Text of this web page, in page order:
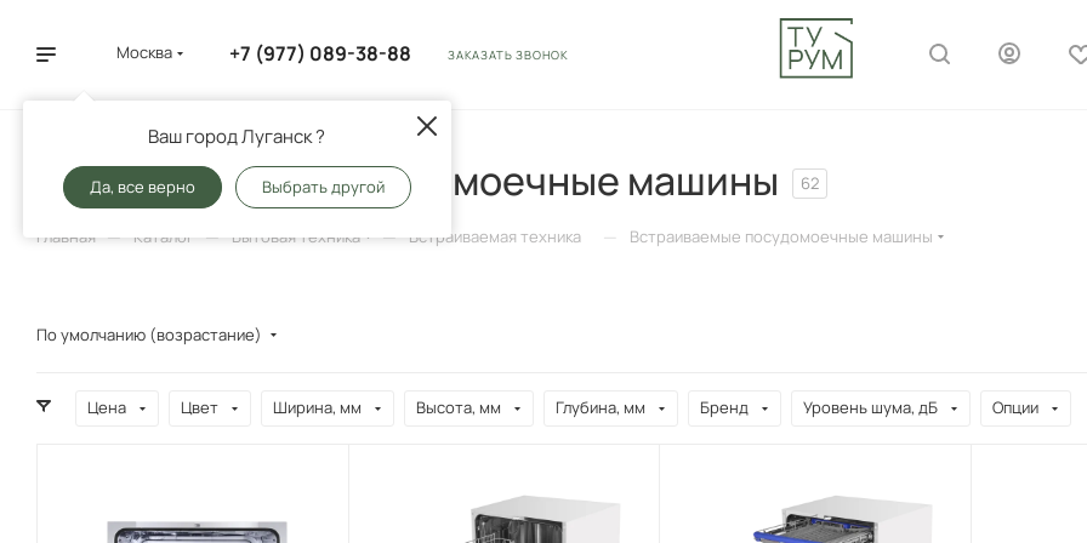
Москва
Ваш город Луганск ?
Да, все верно Выбрать другой
+7 (977) 089-38-88 ЗАКАЗАТЬ ЗВОНОК
Встраиваемые посудомоечные машины 62
Главная — Каталог — Бытовая техника — Встраиваемая техника — Встраиваемые посудомоечные машины
По умолчанию (возрастание)
Цена Цвет Ширина, мм Высота, мм Глубина, мм Бренд Уровень шума, дБ Опции